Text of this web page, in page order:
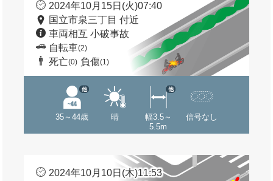
2024年10月15日(火)07:40
国立市泉三丁目 付近
車両相互 小破事故
自転車(2)
死亡(0) 負傷(1)
35～44歳
他
晴
幅3.5～
5.5m
他
信号なし
2024年10月10日(木)11:53